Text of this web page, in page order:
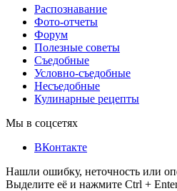
Распознавание
Фото-отчеты
Форум
Полезные советы
Съедобные
Условно-съедобные
Несъедобные
Кулинарные рецепты
Мы в соцсетях
ВКонтакте
Нашли ошибку, неточность или
Выделите её и нажмите Ctrl +